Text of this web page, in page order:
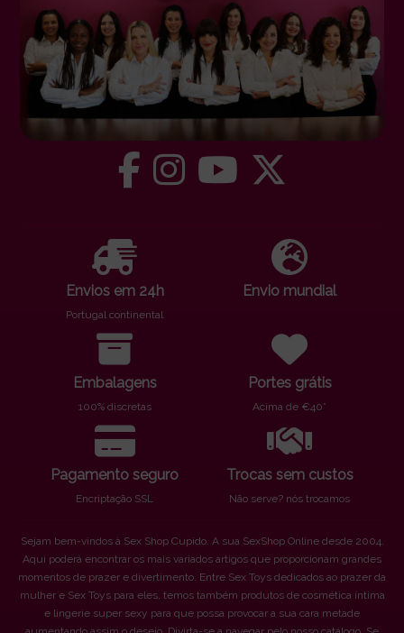
Envios em 24h
Portugal continental
Envio mundial
Embalagens
100% discretas
Portes grátis
Acima de €40*
Pagamento seguro
Encriptação SSL
Trocas sem custos
Não serve? nós trocamos
Sejam bem-vindos à Sex Shop Cupido. A sua SexShop Online desde 2004.
Aqui poderá encontrar os mais variados artigos que proporcionam grandes
momentos de prazer e divertimento. Entre Sex Toys dedicados ao prazer da
mulher e Sex Toys para eles, temos também produtos de cosmética íntima
e lingerie super sexy para que possa provocar a sua cara metade